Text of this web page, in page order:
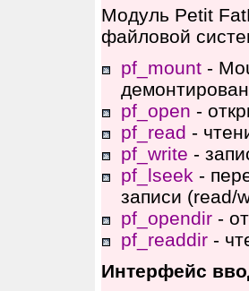
Модуль Petit
файловой
pf_mount -
pf_open -
pf_read -
pf_write -
pf_lseek -
записи (read/
pf_opendir -
pf_readdir -
Интерфейс